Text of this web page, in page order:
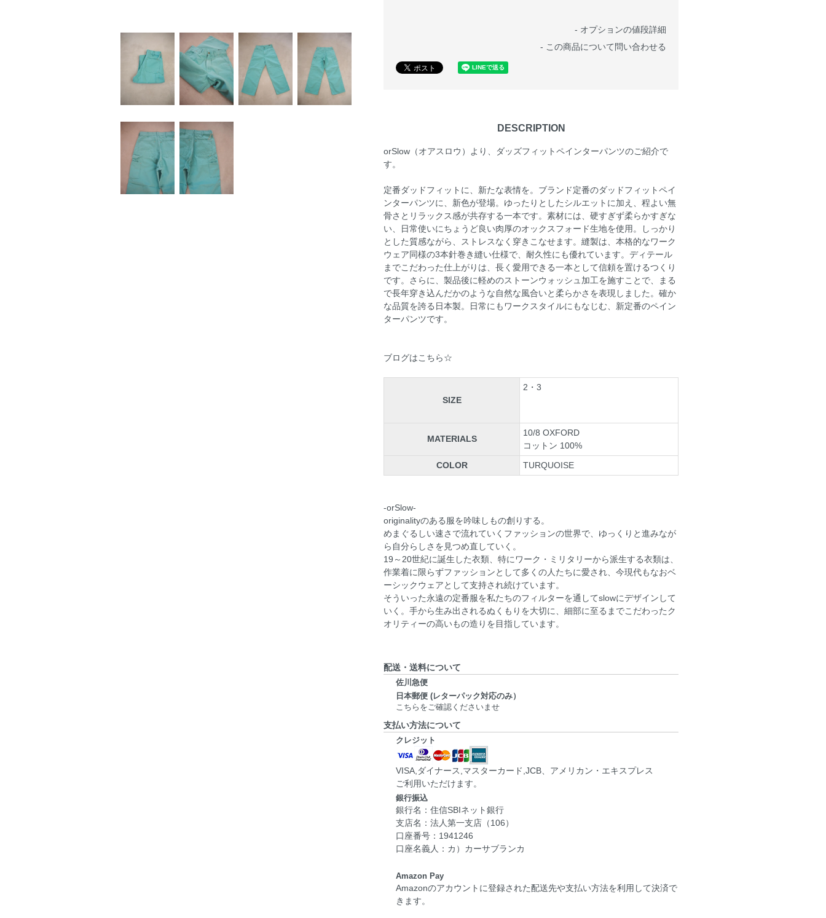
- オプションの値段詳細
- この商品について問い合わせる
DESCRIPTION
orSlow（オアスロウ）より、ダッズフィットペインターパンツのご紹介で
す。
定番ダッドフィットに、新たな表情を。ブランド定番のダッドフィットペイ
ンターパンツに、新色が登場。ゆったりとしたシルエットに加え、程よい無
骨さとリラックス感が共存する一本です。素材には、硬すぎず柔らかすぎな
い、日常使いにちょうど良い肉厚のオックスフォード生地を使用。しっかり
とした質感ながら、ストレスなく穿きこなせます。縫製は、本格的なワーク
ウェア同様の3本針巻き縫い仕様で、耐久性にも優れています。ディテール
までこだわった仕上がりは、長く愛用できる一本として信頼を置けるつくり
です。さらに、製品後に軽めのストーンウォッシュ加工を施すことで、まる
で長年穿き込んだかのような自然な風合いと柔らかさを表現しました。確か
な品質を誇る日本製。日常にもワークスタイルにもなじむ、新定番のペイン
ターパンツです。
ブログはこちら☆
SIZE
2・3
MATERIALS
10/8 OXFORD
コットン 100%
COLOR
TURQUOISE
-orSlow-
originalityのある服を吟味しもの創りする。
めまぐるしい速さで流れていくファッションの世界で、ゆっくりと進みなが
ら自分らしさを見つめ直していく。
19～20世紀に誕生した衣類、特にワーク・ミリタリーから派生する衣類は、
作業着に限らずファッションとして多くの人たちに愛され、今現代もなおベ
ーシックウェアとして支持され続けています。
そういった永遠の定番服を私たちのフィルターを通してslowにデザインして
いく。手から生み出されるぬくもりを大切に、細部に至るまでこだわったク
オリティーの高いもの造りを目指しています。
配送・送料について
佐川急便
日本郵便 (レターパック対応のみ）
こちらをご確認くださいませ
支払い方法について
クレジット
VISA,ダイナース,マスターカード,JCB、アメリカン・エキスプレス
ご利用いただけます。
銀行振込
銀行名：住信SBIネット銀行
支店名：法人第一支店（106）
口座番号：1941246
口座名義人：カ）カーサブランカ
Amazon Pay
Amazonのアカウントに登録された配送先や支払い方法を利用して決済で
きます。